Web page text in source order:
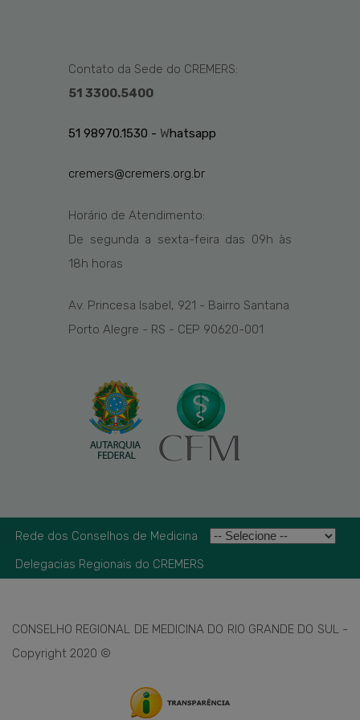
Contato da Sede do CREMERS:
51 3300.5400
51 98970.1530 - Whatsapp
cremers@cremers.org.br
Horário de Atendimento:
De segunda a sexta-feira das 09h às
18h horas
Av. Princesa Isabel, 921 - Bairro Santana
Porto Alegre - RS - CEP 90620-001
Rede dos Conselhos de Medicina
Delegacias Regionais do CREMERS
CONSELHO REGIONAL DE MEDICINA DO RIO GRANDE DO SUL -
Copyright 2020 ©